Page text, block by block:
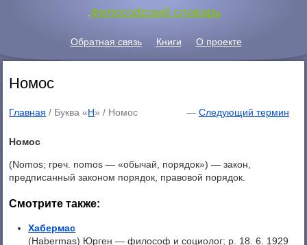
.Философский словарь
Обратная связь Книги О проекте
Номос
Главная / Буква «Н» / Номос — Следующий термин
Номос
(Nomos; греч. nomos — «обычай, порядок») — закон,
предписанный законом порядок, правовой порядок.
Смотрите также:
Хабермас
(Habermas) Юрген — философ и социолог; р. 18. 6. 1929